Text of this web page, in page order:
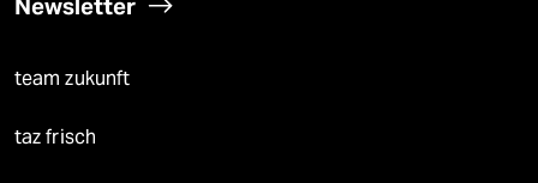
Newsletter
team zukunft
taz frisch